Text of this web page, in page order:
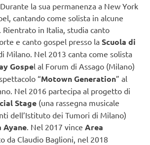
la sua permanenza a New York
cantando come solista in alcune
Rientrato in Italia, studia canto
e canto gospel presso laScuola di
Milano. Nel 2013 canta come solista
Gospel al Forum di Assago (Milano)
“Motown Generation” al
Nel 2016 partecipa al progetto di
Stage (una rassegna musicale
dell’Istituto dei Tumori di Milano)
Ayane . Nel 2017 vince Area
da Claudio Baglioni, nel 2018